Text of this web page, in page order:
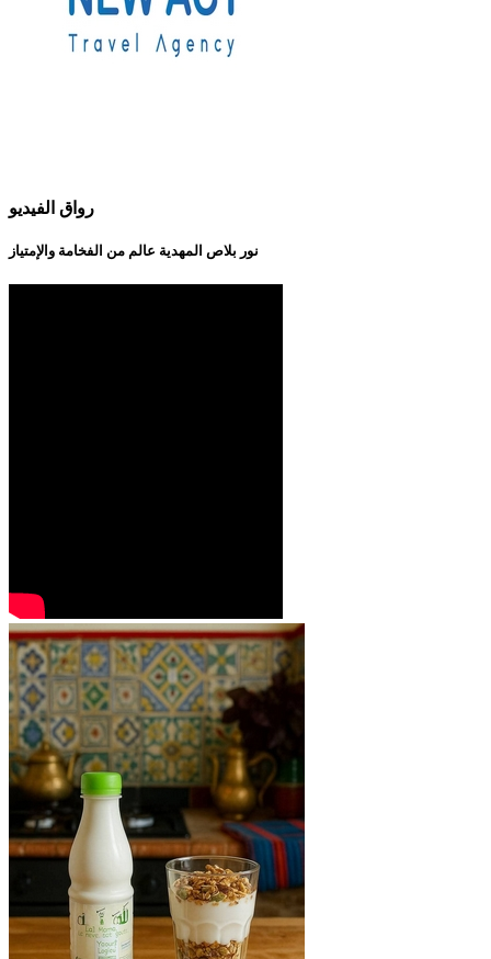
رواق الفيديو
نور بلاص المهدية عالم من الفخامة والإمتياز